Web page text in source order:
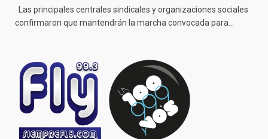
Las principales centrales sindicales y organizaciones sociales
confirmaron que mantendrán la marcha convocada para…